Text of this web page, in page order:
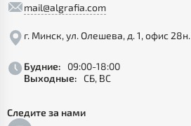
mail@algrafia.com
г. Минск, ул. Олешева, д. 1, офис 28н.
Будние:
09:00-18:00
Выходные: СБ, ВС
Следите за нами